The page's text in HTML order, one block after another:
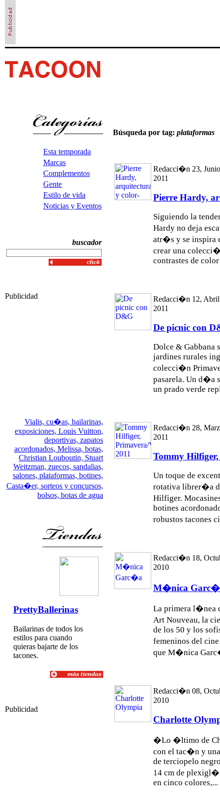
Esta temporada
Marcas
Complementos
Gente
Estilo de vida
Noticias y Eventos
buscador
Publicidad
Vialis, cu�as, bailarinas,
exposiciones, Louis Vuitton,
deportivas, zapatos
acordonados, Melissa, botas,
Christian Louboutin, Stuart
Weitzman, zuecos, sandalias,
salones, plataformas, botines,
Casta�er, sorteos y concursos,
bolsos, botas de agua
PrettyBallerinas
Bailarinas de todos los
estilos para cuando
quieras bajarte de los
tacones.
Publicidad
Búsqueda por tag: plataformas
Redacci�n 23,
2011
Pierre Hardy,
Siguiendo la
Hardy no deja
atr�s y se inspira
crear una
contrastes de
Redacci�n 12,
2011
De picnic con
Dolce & Gabbana
jardines rurales
colecci�n
pasarela. Un d�a
un prado verde
Redacci�n 28,
2011
Tommy
Un toque de
rotativa librer�a
Hilfiger.
botines
robustos tacones
Redacci�n 18,
2010
M�nica
La primera l�nea
Art Nouveau, la
de los 50 y los
femeninos del
que M�nica
Redacci�n 08,
2010
Charlotte
�Lo �ltimo de
con el tac�n y
de terciopelo
14 cm de
en cinco colores,...